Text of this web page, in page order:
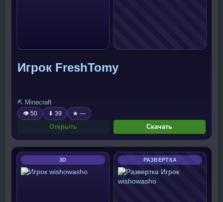
Игрок FreshTomy
⛏️ Minecraft
👁 50 ⬇ 39 ★ —
Открыть Скачать
3D РАЗВЕРТКА